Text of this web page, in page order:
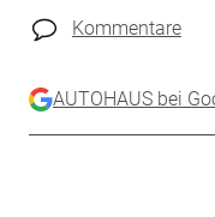
Kommentare
AUTOHAUS bei